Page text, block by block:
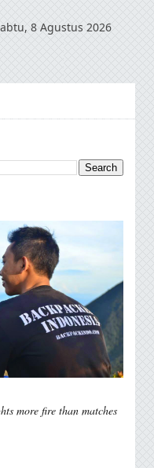
8 Agustus 2026
more fire than matches